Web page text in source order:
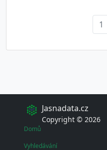
1
Jasnadata.cz
Copyright © 2026
Domů
Vyhledávání